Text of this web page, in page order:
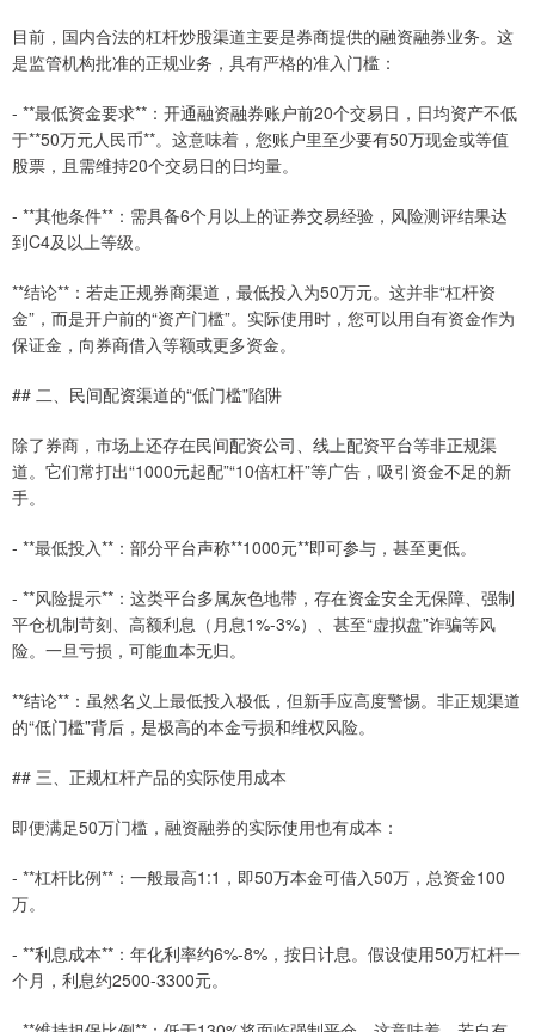
目前，国内合法的杠杆炒股渠道主要是券商提供的融资融券业务。这
是监管机构批准的正规业务，具有严格的准入门槛：
- **最低资金要求**：开通融资融券账户前20个交易日，日均资产不低
于**50万元人民币**。这意味着，您账户里至少要有50万现金或等值
股票，且需维持20个交易日的日均量。
- **其他条件**：需具备6个月以上的证券交易经验，风险测评结果达
到C4及以上等级。
**结论**：若走正规券商渠道，最低投入为50万元。这并非“杠杆资
金”，而是开户前的“资产门槛”。实际使用时，您可以用自有资金作为
保证金，向券商借入等额或更多资金。
## 二、民间配资渠道的“低门槛”陷阱
除了券商，市场上还存在民间配资公司、线上配资平台等非正规渠
道。它们常打出“1000元起配”“10倍杠杆”等广告，吸引资金不足的新
手。
- **最低投入**：部分平台声称**1000元**即可参与，甚至更低。
- **风险提示**：这类平台多属灰色地带，存在资金安全无保障、强制
平仓机制苛刻、高额利息（月息1%-3%）、甚至“虚拟盘”诈骗等风
险。一旦亏损，可能血本无归。
**结论**：虽然名义上最低投入极低，但新手应高度警惕。非正规渠道
的“低门槛”背后，是极高的本金亏损和维权风险。
## 三、正规杠杆产品的实际使用成本
即便满足50万门槛，融资融券的实际使用也有成本：
- **杠杆比例**：一般最高1:1，即50万本金可借入50万，总资金100
万。
- **利息成本**：年化利率约6%-8%，按日计息。假设使用50万杠杆一
个月，利息约2500-3300元。